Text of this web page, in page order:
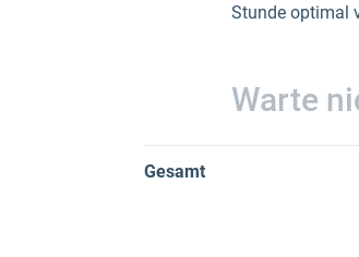
Stunde optimal
Warte
Gesamt